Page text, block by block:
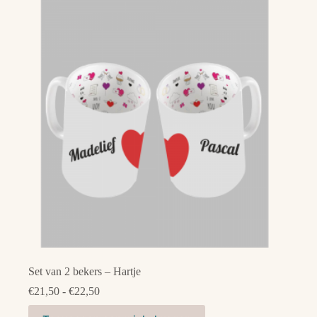
Set van 2 bekers – Hartje
€21,50 - €22,50Prijsklasse:
€21,50